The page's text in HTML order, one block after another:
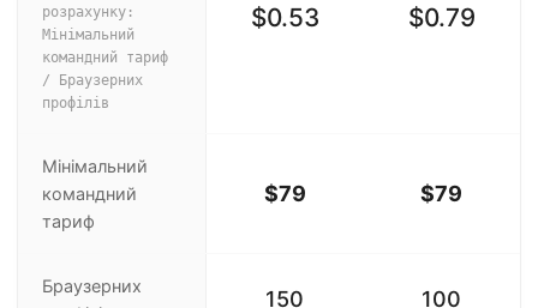
розрахунку:
Мінімальний
командний тариф
/ Браузерних
профілів
$0.53 $0.79
Мінімальний
командний
тариф
$79 $79
Браузерних
150 100